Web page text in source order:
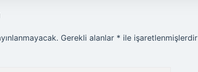
Gerekli alanlar * ile işaretlenmişlerdir